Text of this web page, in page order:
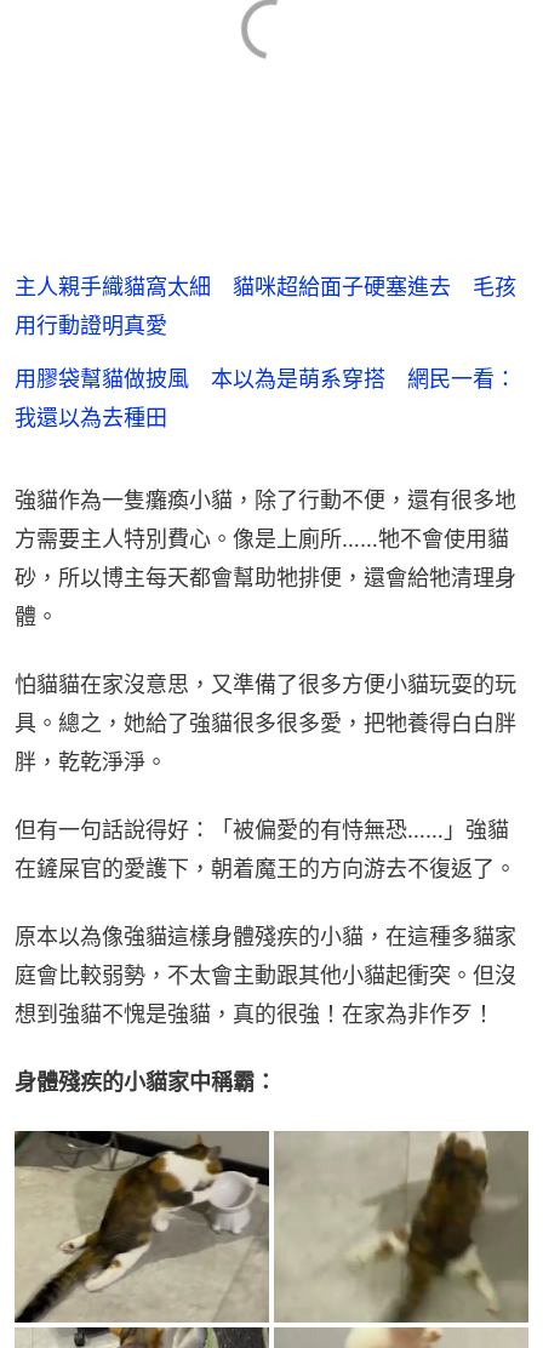
主人親手織貓窩太細 貓咪超給面子硬塞進去 毛孩
用行動證明真愛
用膠袋幫貓做披風 本以為是萌系穿搭 網民一看：
我還以為去種田
強貓作為一隻癱瘓小貓，除了行動不便，還有很多地
方需要主人特別費心。像是上廁所……牠不會使用貓
砂，所以博主每天都會幫助牠排便，還會給牠清理身
體。
怕貓貓在家沒意思，又準備了很多方便小貓玩耍的玩
具。總之，她給了強貓很多很多愛，把牠養得白白胖
胖，乾乾淨淨。
但有一句話說得好：「被偏愛的有恃無恐……」強貓
在鏟屎官的愛護下，朝着魔王的方向游去不復返了。
原本以為像強貓這樣身體殘疾的小貓，在這種多貓家
庭會比較弱勢，不太會主動跟其他小貓起衝突。但沒
想到強貓不愧是強貓，真的很強！在家為非作歹！
身體殘疾的小貓家中稱霸：